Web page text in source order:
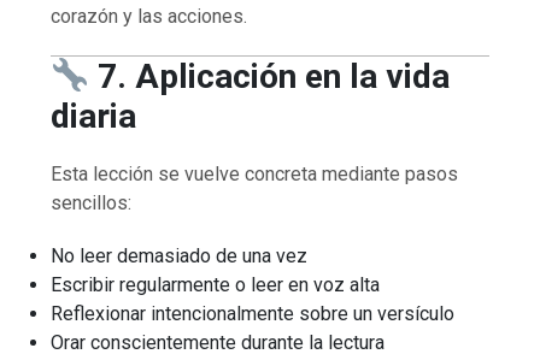
corazón y las acciones.
7. Aplicación en la vida
diaria
Esta lección se vuelve concreta mediante pasos
sencillos:
No leer demasiado de una vez
Escribir regularmente o leer en voz alta
Reflexionar intencionalmente sobre un versículo
Orar conscientemente durante la lectura